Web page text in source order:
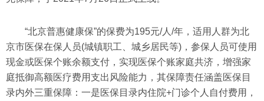
“北京普惠健康保”的保费为195元/人/年，适用人群为北
京市医保在保人员(城镇职工、城乡居民等)，参保人员可使用
现金或医保个账余额支付，实现医保个账家庭共济，增强家
庭抵御高额医疗费用支出风险能力，其保障责任涵盖医保目
录内外三重保障：一是医保目录内住院+门诊个人自付费用，